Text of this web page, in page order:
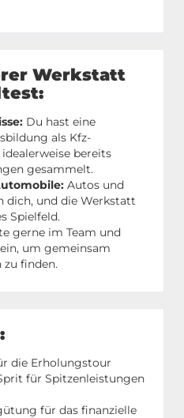
Werkstatt
Du hast eine
als Kfz-
bereits
gesammelt.
Autos und
dich, und die Werkstatt
Spielfeld.
gerne im Team und
um gemeinsam
finden.
die Erholungstour
für Spitzenleistungen
für das finanzielle